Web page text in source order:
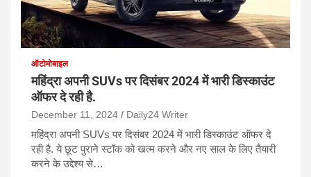
ऑटोमोबाइल
महिंद्रा अपनी SUVs पर दिसंबर 2024 में भारी डिस्काउंट
ऑफर दे रही है.
December 11, 2024 Daily24 Writer
महिंद्रा अपनी SUVs पर दिसंबर 2024 में भारी डिस्काउंट ऑफर दे
रही है. ये छूट पुराने स्टॉक को खत्म करने और नए साल के लिए तैयारी
करने के उद्देश्य से…